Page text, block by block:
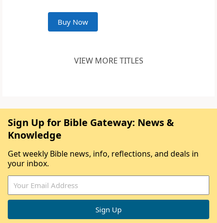
Buy Now
VIEW MORE TITLES
Sign Up for Bible Gateway: News &
Knowledge
Get weekly Bible news, info, reflections, and deals in
your inbox.